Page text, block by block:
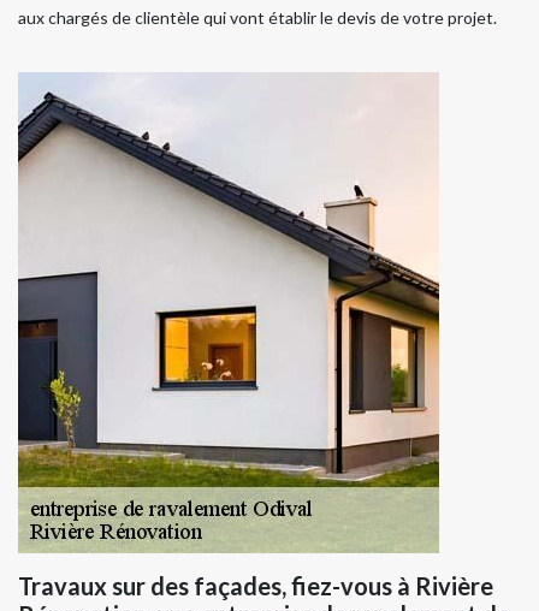
aux chargés de clientèle qui vont établir le devis de votre projet.
Travaux sur des façades, fiez-vous à Rivière